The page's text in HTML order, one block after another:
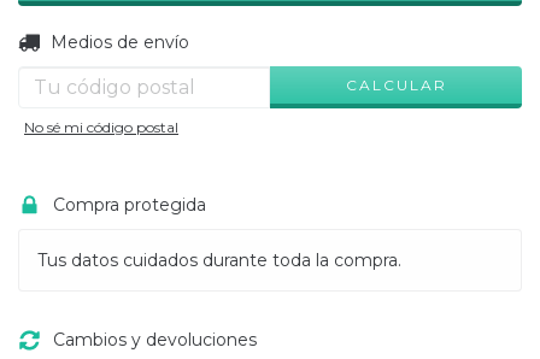
Entregas para el CP:
Medios de envío
CALCULAR
No sé mi código postal
Compra protegida
Tus datos cuidados durante toda la compra.
Cambios y devoluciones